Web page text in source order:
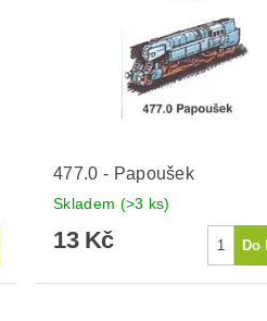
477.0 - Papoušek
Skladem (>3 ks)
13 Kč